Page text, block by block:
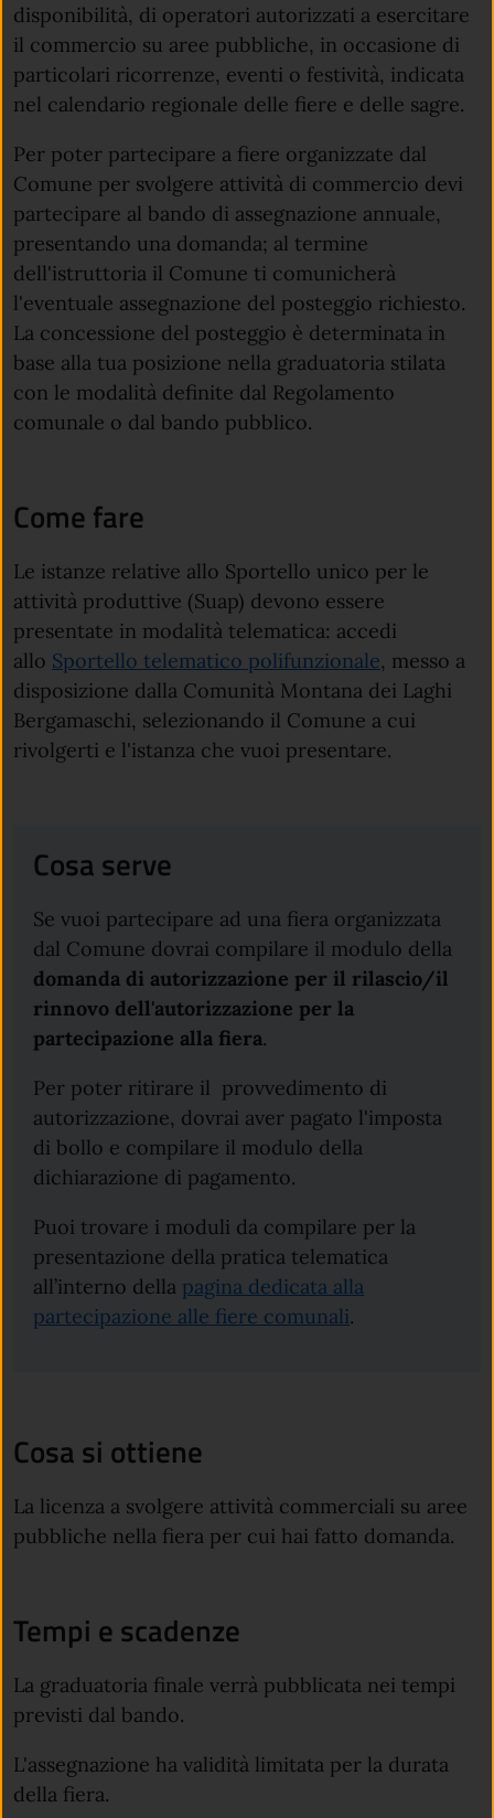
disponibilità, di operatori autorizzati a esercitare
il commercio su aree pubbliche, in occasione di
particolari ricorrenze, eventi o festività, indicata
nel calendario regionale delle fiere e delle sagre.
Per poter partecipare a fiere organizzate dal
Comune per svolgere attività di commercio devi
partecipare al bando di assegnazione annuale,
presentando una domanda; al termine
dell'istruttoria il Comune ti comunicherà
l'eventuale assegnazione del posteggio richiesto.
La concessione del posteggio è determinata in
base alla tua posizione nella graduatoria stilata
con le modalità definite dal Regolamento
comunale o dal bando pubblico.
Come fare
Le istanze relative allo Sportello unico per le
attività produttive (Suap) devono essere
presentate in modalità telematica: accedi
allo Sportello telematico polifunzionale, messo a
disposizione dalla Comunità Montana dei Laghi
Bergamaschi, selezionando il Comune a cui
rivolgerti e l'istanza che vuoi presentare.
Cosa serve
Se vuoi partecipare ad una fiera organizzata
dal Comune dovrai compilare il modulo della
domanda di autorizzazione per il rilascio/il
rinnovo dell'autorizzazione per la
partecipazione alla fiera.
Per poter ritirare il provvedimento di
autorizzazione, dovrai aver pagato l'imposta
di bollo e compilare il modulo della
dichiarazione di pagamento.
Puoi trovare i moduli da compilare per la
presentazione della pratica telematica
all’interno della pagina dedicata alla
partecipazione alle fiere comunali.
Cosa si ottiene
La licenza a svolgere attività commerciali su aree
pubbliche nella fiera per cui hai fatto domanda.
Tempi e scadenze
La graduatoria finale verrà pubblicata nei tempi
previsti dal bando.
L'assegnazione ha validità limitata per la durata
della fiera.